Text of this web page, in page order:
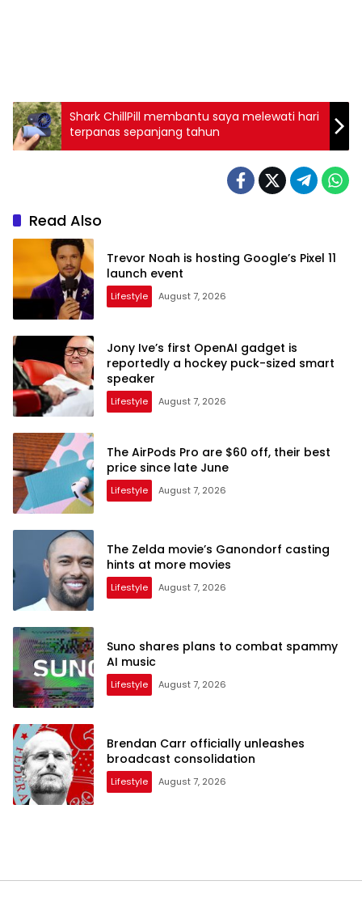
Shark ChillPill membantu saya melewati hari
terpanas sepanjang tahun
Read Also
Trevor Noah is hosting Google’s Pixel 11
launch event
Lifestyle August 7, 2026
Jony Ive’s first OpenAI gadget is
reportedly a hockey puck-sized smart
speaker
Lifestyle August 7, 2026
The AirPods Pro are $60 off, their best
price since late June
Lifestyle August 7, 2026
The Zelda movie’s Ganondorf casting
hints at more movies
Lifestyle August 7, 2026
Suno shares plans to combat spammy
AI music
Lifestyle August 7, 2026
Brendan Carr officially unleashes
broadcast consolidation
Lifestyle August 7, 2026